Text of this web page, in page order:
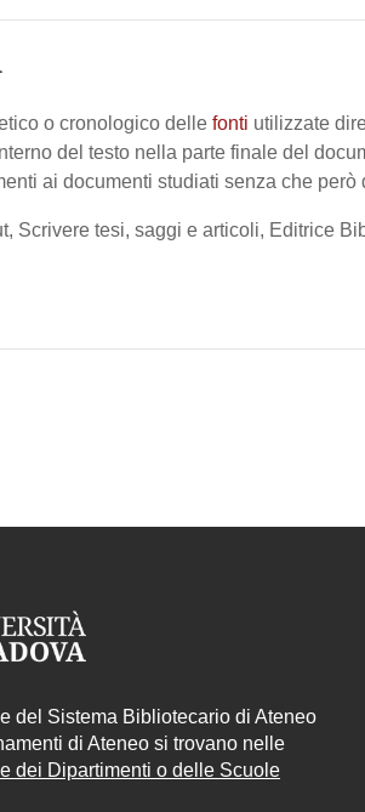
o cronologico delle fonti utilizzate
del testo nella parte finale del
ai documenti studiati senza che però
Scrivere tesi, saggi e articoli, Editrice
del Sistema Bibliotecario di Ateneo
di Ateneo si trovano nelle
dei Dipartimenti o delle Scuole